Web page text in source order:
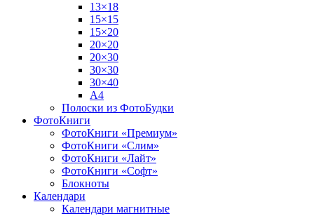
13×18
15×15
15×20
20×20
20×30
30×30
30×40
A4
Полоски из ФотоБудки
ФотоКниги
ФотоКниги «Премиум»
ФотоКниги «Слим»
ФотоКниги «Лайт»
ФотоКниги «Софт»
Блокноты
Календари
Календари магнитные